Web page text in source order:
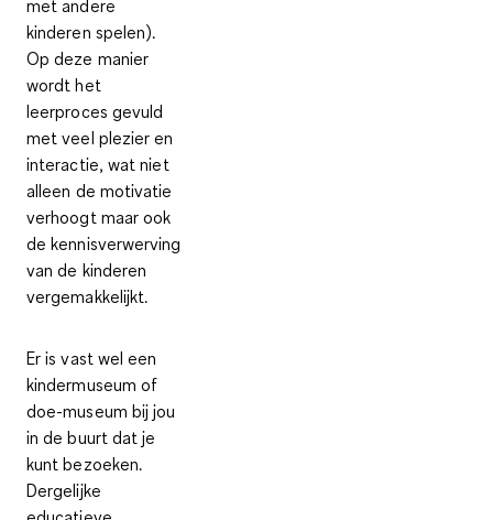
met andere
kinderen spelen).
Op deze manier
wordt het
leerproces gevuld
met veel plezier en
interactie, wat niet
alleen de motivatie
verhoogt maar ook
de kennisverwerving
van de kinderen
vergemakkelijkt.
Er is vast wel een
kindermuseum of
doe-museum bij jou
in de buurt dat je
kunt bezoeken.
Dergelijke